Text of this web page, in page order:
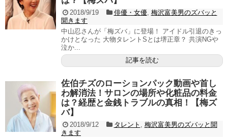
2018/9/19 俳優・女優, 梅沢富美男のズバッと
聞きます
中山忍さんが「梅ズバ」に登場！ アイドル引退のきっ
かけとなった 大物タレントSとは堺正章？ 共演NGや
泣か...
記事を読む
佐伯チズのローションパック動画や首し
わ解消法！サロンの場所や化粧品の料金
は？経歴と金銭トラブルの真相！【梅ズ
バ】
2018/9/12 タレント , 梅沢富美男のズバッと聞
きます